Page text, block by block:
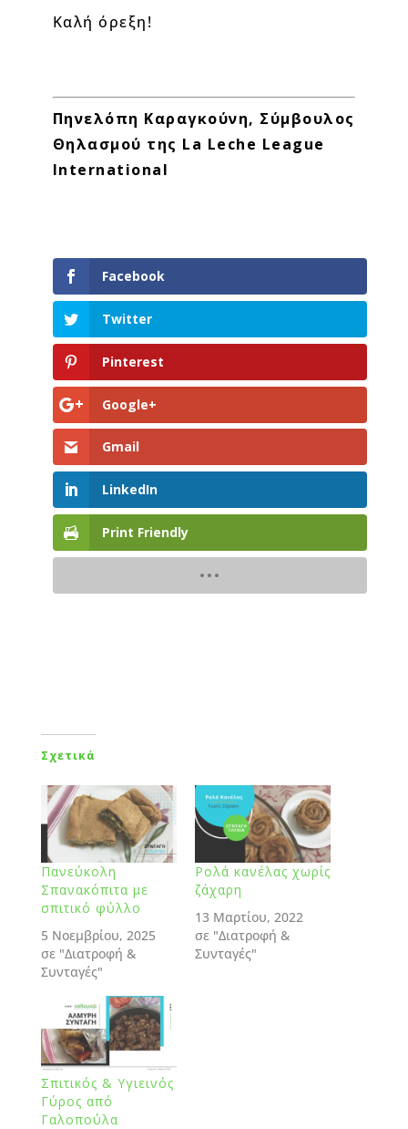
Καλή όρεξη!
Πηνελόπη Καραγκούνη, Σύμβουλος
Θηλασμού της La Leche League
International
Facebook
Twitter
Pinterest
Google+
Gmail
LinkedIn
Print Friendly
Σχετικά
Πανεύκολη
Σπανακόπιτα με
σπιτικό φύλλο
5 Νοεμβρίου, 2025
σε "Διατροφή &
Συνταγές"
Ρολά κανέλας χωρίς
ζάχαρη
13 Μαρτίου, 2022
σε "Διατροφή &
Συνταγές"
Σπιτικός & Υγιεινός
Γύρος από
Γαλοπούλα